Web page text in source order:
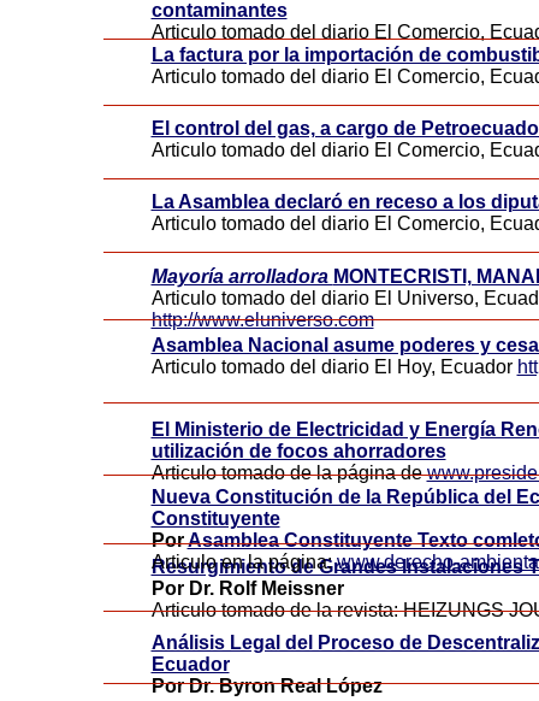
Resurgimiento de Grandes Instalaciones
Por Dr. Rolf Meissner
Articulo tomado de la revista: HEIZUNGS
Análisis Legal del Proceso de
Ecuador
Por Dr. Byron Real López
El Ministerio de Electricidad y Energía
utilización de focos ahorradores
Articulo tomado de la página de
La Asamblea declaró en receso a los
Articulo tomado del diario El Comercio,
Mayoría arrolladora MONTECRISTI,
Articulo tomado del diario El Universo,
http://www.eluniverso.com
El control del gas, a cargo de
Articulo tomado del diario El Comercio,
La factura por la importación de
Articulo tomado del diario El Comercio,
contaminantes
Articulo tomado del diario El Comercio,
Nueva Constitución de la República del
Constituyente
PorAsamblea Constituyente Texto
Articulo en la página:www.derecho-
Asamblea Nacional asume poderes y
Articulo tomado del diario El Hoy, Ecuador